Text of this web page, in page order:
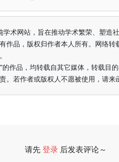
术网站，旨在推动学术繁荣、塑造社
作品，版权归作者本人所有。网络转
的作品，均转载自其它媒体，转载目
。若作者或版权人不愿被使用，请来
请先登录 后发表评论～